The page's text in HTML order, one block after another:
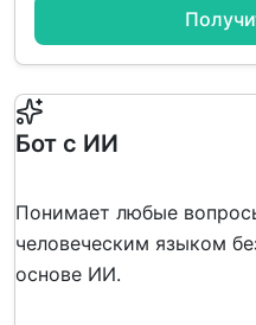
Бот с ИИ
Понимает любые
человеческим языком
основе ИИ.